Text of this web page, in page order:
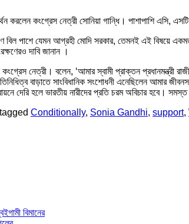
করলেন কংগ্রেস নেত্রী সোনিয়া গান্ধি। পাশাপাশি এসি,
বিল পাশে যেমন আগ্রহী মোদি সরকার, তেমনই এই বিষয়ে
দাবি জানান ।
নেত্রী। বলেন, ‘আমার স্বামী প্রাক্তন প্রধানমন্ত্রী
বাড়াতে সাংবিধানিক সংশোধনী এনেছিলেন আমার
দেরি হলে ভারতীয় নারীদের প্রতি চরম অবিচার হবে।
Conditionally, Sonia Gandhi, support,
বিমানের